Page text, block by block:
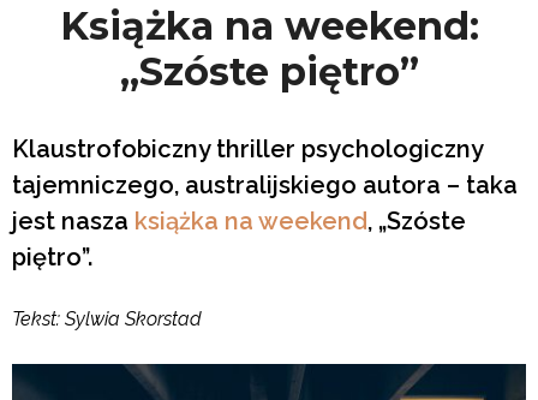
Książka na weekend:
„Szóste piętro”
Klaustrofobiczny thriller psychologiczny
tajemniczego, australijskiego autora – taka
jest nasza książka na weekend, „Szóste
piętro”.
Tekst: Sylwia Skorstad